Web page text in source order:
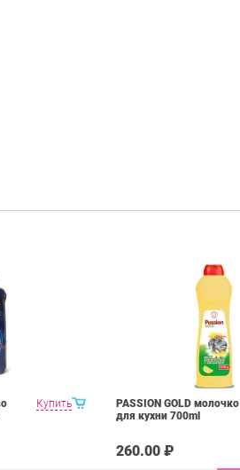
Купить
PASSION GOLD молочко
для кухни 700ml
260.00 ₽